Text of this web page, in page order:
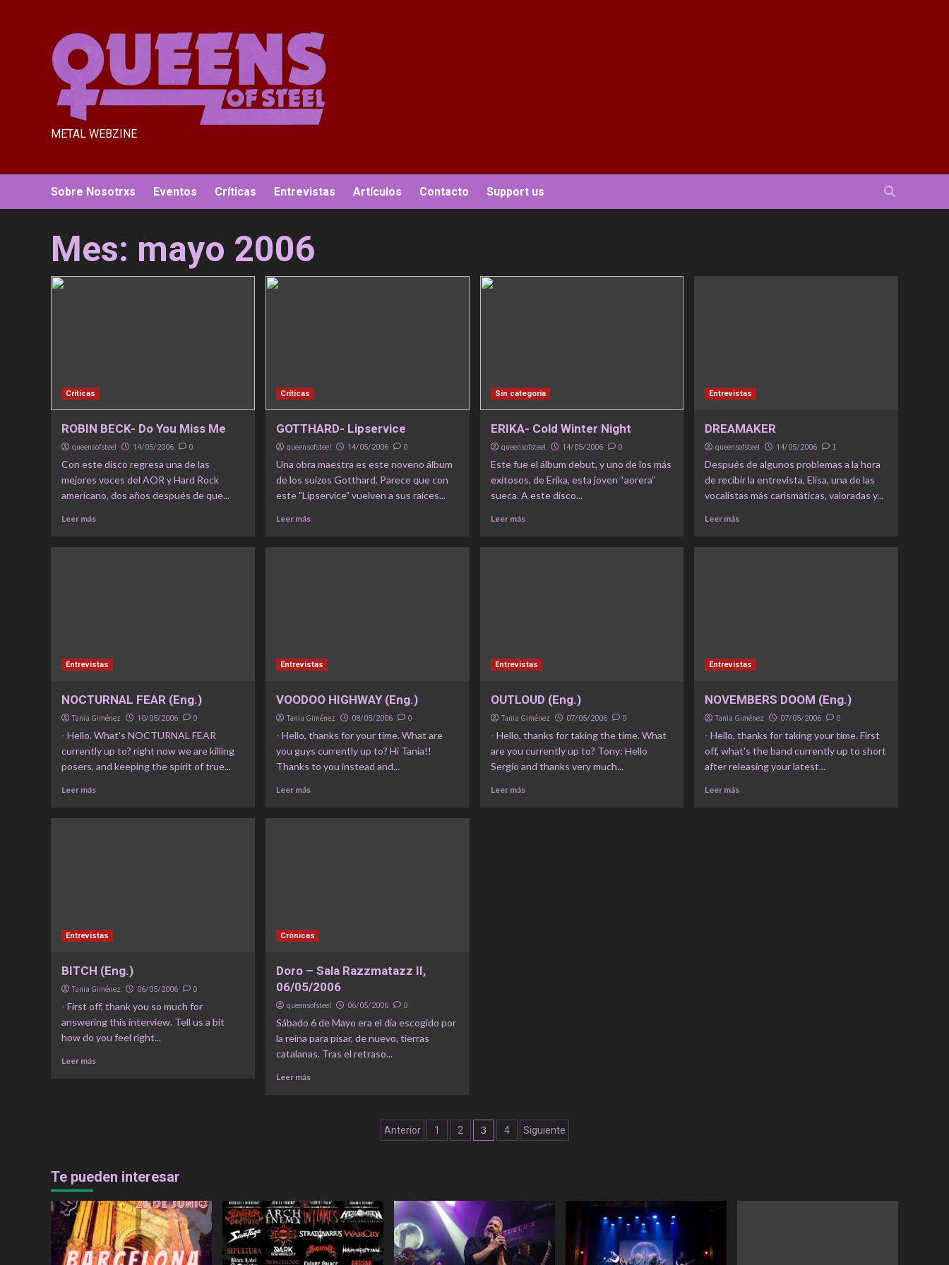
METAL WEBZINE
Sobre Nosotrxs Eventos Críticas Entrevistas Artículos Contacto Support us
Mes: mayo 2006
Críticas
ROBIN BECK- Do You Miss Me
queensofsteel 14/05/2006 0
Con este disco regresa una de las
mejores voces del AOR y Hard Rock
americano, dos años después de que...
Leer más
Críticas
GOTTHARD- Lipservice
queensofsteel 14/05/2006 0
Una obra maestra es este noveno álbum
de los suizos Gotthard. Parece que con
este "Lipservice" vuelven a sus raíces...
Leer más
Sin categoría
ERIKA- Cold Winter Night
queensofsteel 14/05/2006 0
Este fue el álbum debut, y uno de los más
exitosos, de Erika, esta joven “aorera”
sueca. A este disco...
Leer más
Entrevistas
DREAMAKER
queensofsteel 14/05/2006 1
Después de algunos problemas a la hora
de recibir la entrevista, Elisa, una de las
vocalistas más carismáticas, valoradas y...
Leer más
Entrevistas
NOCTURNAL FEAR (Eng.)
Tania Giménez 10/05/2006 0
- Hello. What's NOCTURNAL FEAR
currently up to? right now we are killing
posers, and keeping the spirit of true...
Leer más
Entrevistas
VOODOO HIGHWAY (Eng.)
Tania Giménez 08/05/2006 0
- Hello, thanks for your time. What are
you guys currently up to? Hi Tania!!
Thanks to you instead and...
Leer más
Entrevistas
OUTLOUD (Eng.)
Tania Giménez 07/05/2006 0
- Hello, thanks for taking the time. What
are you currently up to? Tony: Hello
Sergio and thanks very much...
Leer más
Entrevistas
NOVEMBERS DOOM (Eng.)
Tania Giménez 07/05/2006 0
- Hello, thanks for taking your time. First
off, what's the band currently up to short
after releasing your latest...
Leer más
Entrevistas
BITCH (Eng.)
Tania Giménez 06/05/2006 0
- First off, thank you so much for
answering this interview. Tell us a bit
how do you feel right...
Leer más
Crónicas
Doro – Sala Razzmatazz II,
06/05/2006
queensofsteel 06/05/2006 0
Sábado 6 de Mayo era el día escogido por
la reina para pisar, de nuevo, tierras
catalanas. Tras el retraso...
Leer más
Navegación
Anterior 1 2 3 4 Siguiente
Te pueden interesar